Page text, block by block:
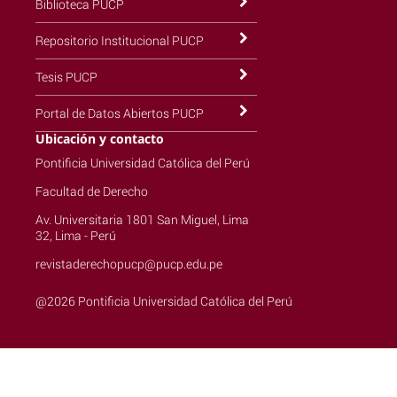
Biblioteca PUCP
Repositorio Institucional PUCP
Tesis PUCP
Portal de Datos Abiertos PUCP
Ubicación y contacto
Pontificia Universidad Católica del Perú
Facultad de Derecho
Av. Universitaria 1801 San Miguel, Lima
32, Lima - Perú
revistaderechopucp@pucp.edu.pe
@2026 Pontificia Universidad Católica del Perú